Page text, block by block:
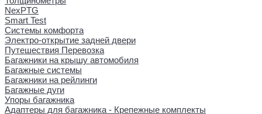
NexPTG
Smart Test
Системы комфорта
Электро-открытие задней двери
Путешествия Перевозка
Багажники на крышу автомобиля
Багажные системы
Багажники на рейлинги
Багажные дуги
Упоры багажника
Адаптеры для багажника - Крепежные комплекты